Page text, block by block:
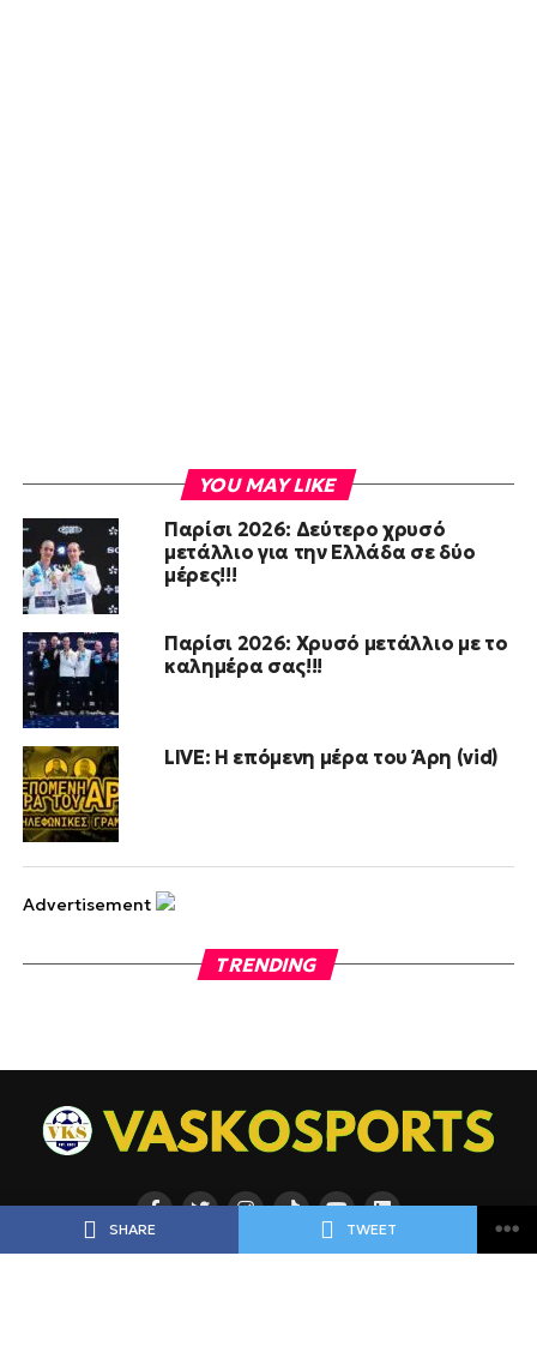
SHARE TWEET
YOU MAY LIKE
Παρίσι 2026: Δεύτερο χρυσό
μετάλλιο για την Ελλάδα σε δύο
μέρες!!!
Παρίσι 2026: Χρυσό μετάλλιο με το
καλημέρα σας!!!
LIVE: Η επόμενη μέρα του Άρη (vid)
Advertisement
TRENDING